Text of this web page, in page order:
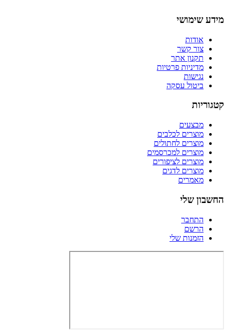
מידע שימושי
אודות
צור קשר
תקנון אתר
מדיניות פרטיות
נגישות
ביטול עסקה
קטגוריות
מבצעים
מוצרים לכלבים
מוצרים לחתולים
מוצרים למכרסמים
מוצרים לציפורים
מוצרים לדגים
מאמרים
החשבון שלי
התחבר
הרשם
הזמנות שלי